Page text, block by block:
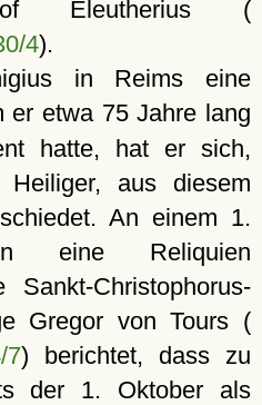
Eleutherius (
4).
in Reims eine
er etwa 75 Jahre lang
hatte, hat er sich,
aus diesem
An einem 1.
eine Reliquien
Christophorus-
Gregor von Tours (
7) berichtet, dass zu
der 1. Oktober als